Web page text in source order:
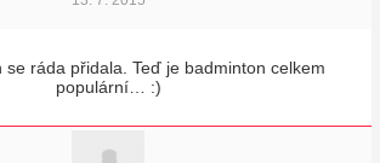
se ráda přidala. Teď je badminton celkem
populární… :)